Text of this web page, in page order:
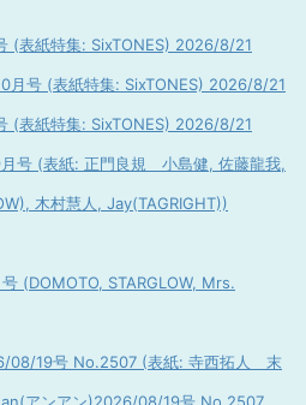
(表紙特集: SixTONES) 2026/8/21
月号 (表紙特集: SixTONES) 2026/8/21
(表紙特集: SixTONES) 2026/8/21
号 (表紙: 正門良規 小島健, 佐藤龍我,
木村慧人, Jay(TAGRIGHT))
(DOMOTO, STARGLOW, Mrs.
08/19号 No.2507 (表紙: 寺西拓人 末